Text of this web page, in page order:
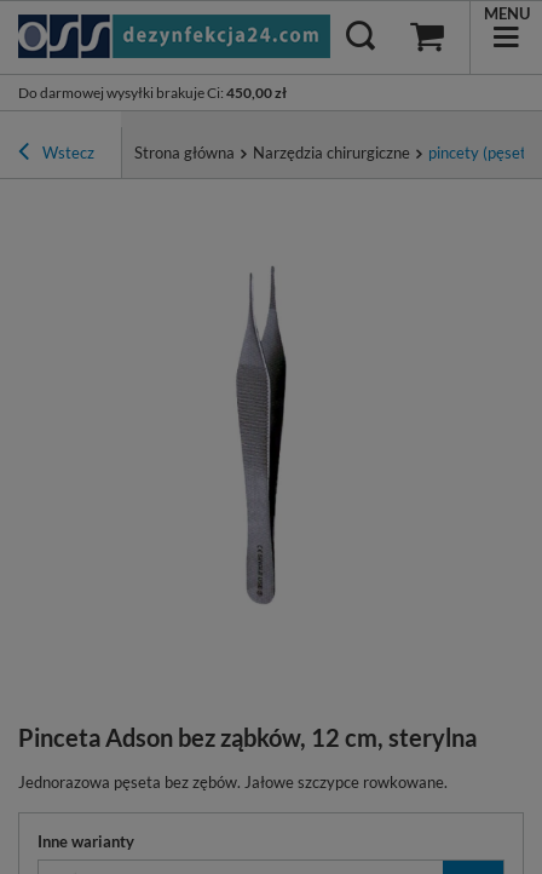
Do darmowej wysyłki brakuje Ci: 450,00 zł
MENU
Wstecz Strona główna Narzędzia chirurgiczne pincety (pęsety)
Pinceta Adson bez ząbków, 12 cm, sterylna
Jednorazowa pęseta bez zębów. Jałowe szczypce rowkowane.
Inne warianty